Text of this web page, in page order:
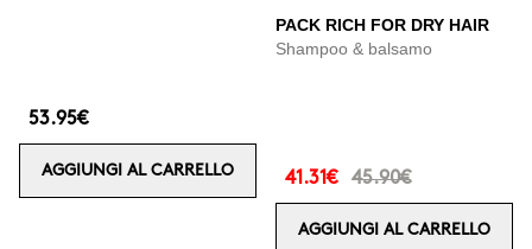
53.95€
AGGIUNGI AL CARRELLO
PACK RICH FOR DRY HAIR
Shampoo & balsamo
41.31€ 45.90€
AGGIUNGI AL CARRELLO